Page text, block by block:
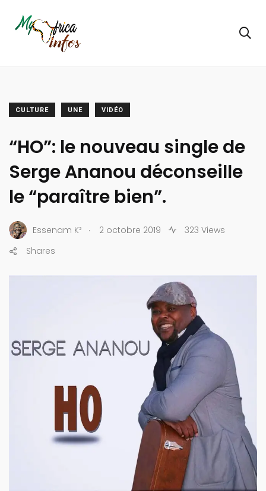
CULTURE UNE VIDÉO
“HO”: le nouveau single de
Serge Ananou déconseille
le “paraître bien”.
Essenam K² . 2 octobre 2019
323 Views
Shares